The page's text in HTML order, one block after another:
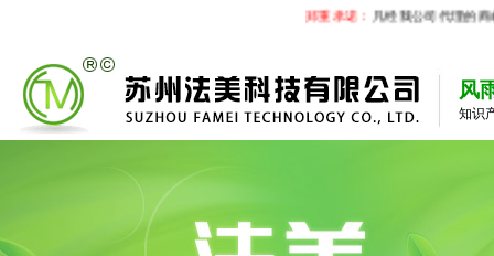
郑重承诺： 凡经我公司代理的商
风
知识